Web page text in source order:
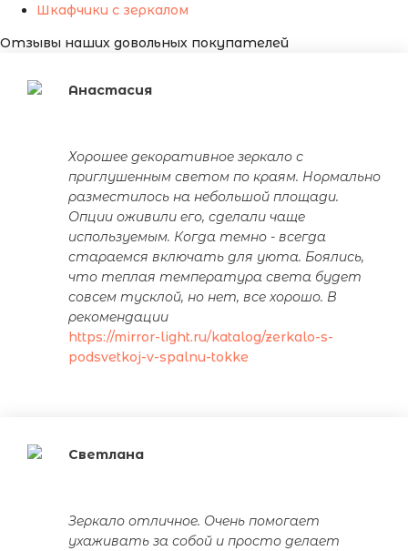
Шкафчики с зеркалом
Отзывы наших довольных покупателей
Анастасия
Хорошее декоративное зеркало с
приглушенным светом по краям. Нормально
разместилось на небольшой площади.
Опции оживили его, сделали чаще
используемым. Когда темно - всегда
стараемся включать для уюта. Боялись,
что теплая температура света будет
совсем тусклой, но нет, все хорошо. В
рекомендации
https://mirror-light.ru/katalog/zerkalo-s-
podsvetkoj-v-spalnu-tokke
Светлана
Зеркало отличное. Очень помогает
ухаживать за собой и просто делает